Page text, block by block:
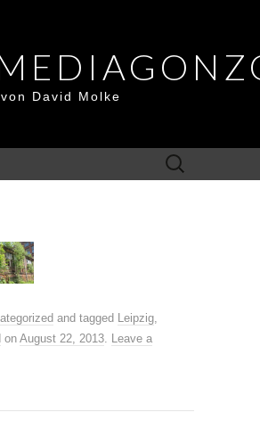
von David Molke
Suche
nach:
and tagged Leipzig,
on August 22, 2013. Leave a